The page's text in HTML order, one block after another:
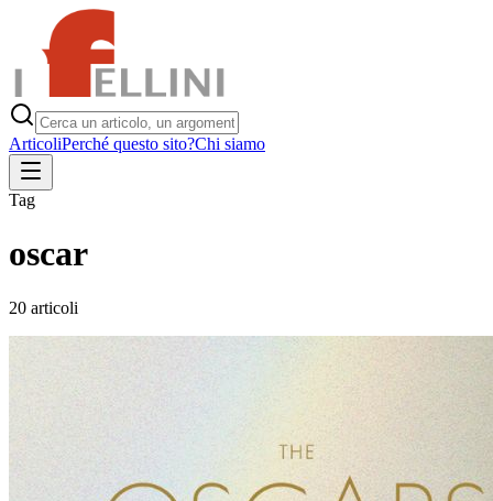
ArticoliPerché questo sito?Chi siamo
Tag
oscar
20 articoli